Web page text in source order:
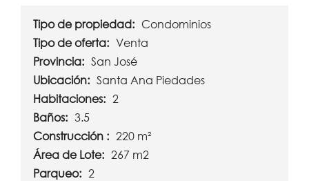
Tipo de propiedad: Condominios
Tipo de oferta: Venta
Provincia: San José
Ubicación: Santa Ana Piedades
Habitaciones: 2
Baños: 3.5
Construcción : 220 m²
Área de Lote: 267 m2
Parqueo: 2